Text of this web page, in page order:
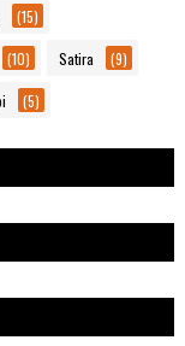
(15)
(10) Satira (9)
(5)